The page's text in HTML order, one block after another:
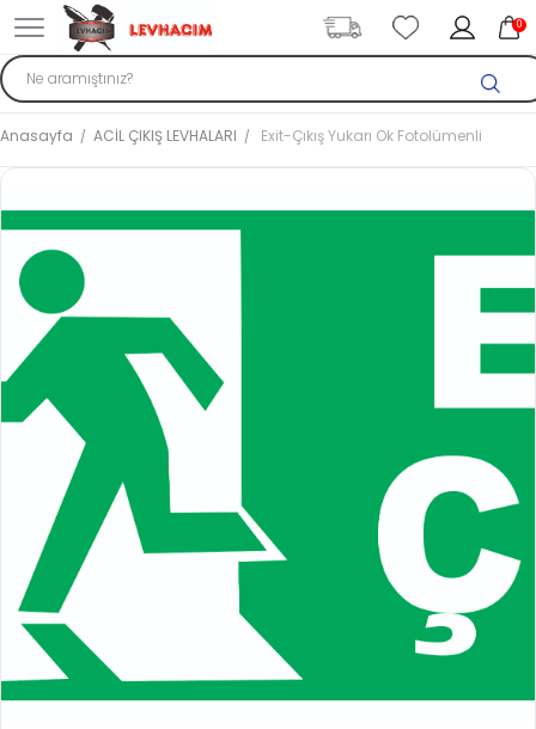
0
Anasayfa ACİL ÇIKIŞ LEVHALARI Exit-Çıkış Yukarı Ok Fotolümenli